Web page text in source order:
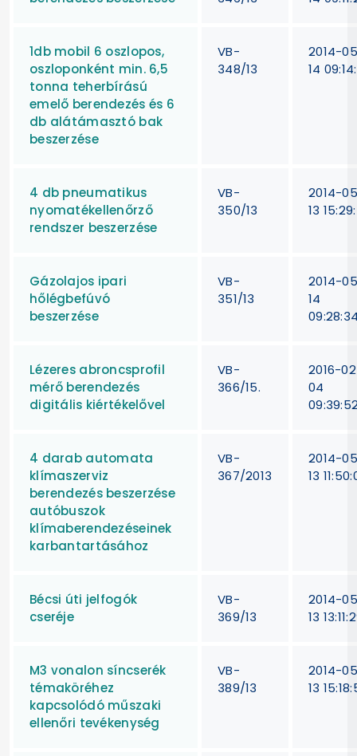
1db mobil 6 oszlopos,
oszloponként min. 6,5
tonna teherbírású
emelő berendezés és 6
db alátámasztó bak
beszerzése
VB-
348/13
2014-
14
4 db pneumatikus
nyomatékellenőrző
rendszer beszerzése
VB-
350/13
2014-
13
Gázolajos ipari
hőlégbefúvó
beszerzése
VB-
351/13
2014-
14
Lézeres abroncsprofil
mérő berendezés
digitális kiértékelővel
VB-
366/15.
2016-
04
4 darab automata
klímaszerviz
berendezés beszerzése
autóbuszok
klímaberendezéseinek
karbantartásához
VB-
367/2013
2014-
13
Bécsi úti jelfogók
cseréje
VB-
369/13
2014-
13
M3 vonalon síncserék
témaköréhez
kapcsolódó műszaki
ellenőri tevékenység
VB-
389/13
2014-
13